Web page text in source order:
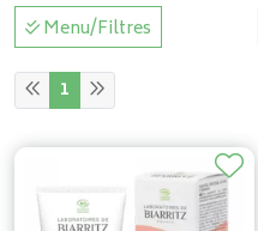
Menu/Filtres
1